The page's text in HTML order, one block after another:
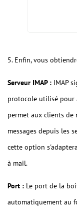
5. Enfin, vous
Serveur IMAP : IMAP
protocole utilisé pour
permet aux clients de
messages depuis les
cette option
à mail.
Port : Le port de la
automatiquement au